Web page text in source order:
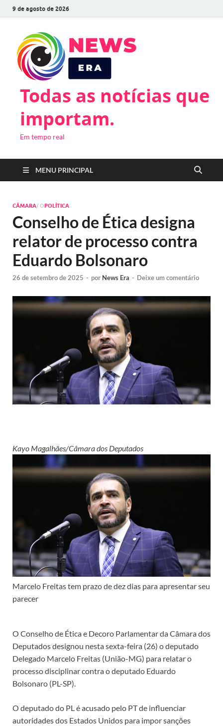
9 de agosto de 2026
Todas as notícias que
importam.
Em tempo real
MENU PRINCIPAL
CÂMARA/ OPOLÍTICA
Conselho de Ética designa
relator de processo contra
Eduardo Bolsonaro
26 de setembro de 2025 - por News Era - Deixe um comentário
Kayo Magalhães/Câmara dos Deputados
Marcelo Freitas tem prazo de dez dias para apresentar seu
parecer
O Conselho de Ética e Decoro Parlamentar da Câmara dos
Deputados designou nesta sexta-feira (26) o deputado
Delegado Marcelo Freitas (União-MG) para relatar o
processo disciplinar contra o deputado Eduardo
Bolsonaro (PL-SP).
O deputado do PL é acusado pelo PT de influenciar
autoridades dos Estados Unidos para impor sanções